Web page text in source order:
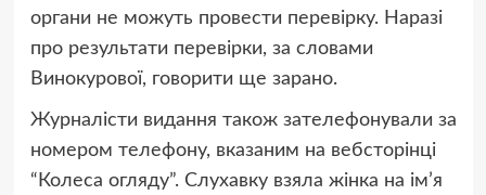
органи не можуть провести перевірку. Наразі
про результати перевірки, за словами
Винокурової, говорити ще зарано.
Журналісти видання також зателефонували за
номером телефону, вказаним на вебсторінці
“Колеса огляду”. Слухавку взяла жінка на ім’я